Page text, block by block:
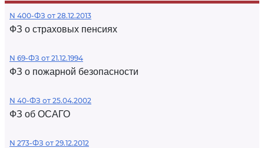
N 400-ФЗ от 28.12.2013
ФЗ о страховых пенсиях
N 69-ФЗ от 21.12.1994
ФЗ о пожарной безопасности
N 40-ФЗ от 25.04.2002
ФЗ об ОСАГО
N 273-ФЗ от 29.12.2012